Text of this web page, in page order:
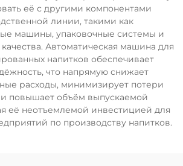
её с другими компонентами
линии, такими как
машины, упаковочные системы и
Автоматическая машина для
напитков обеспечивает
что напрямую снижает
расходы, минимизирует потери
повышает объём выпускаемой
её неотъемлемой инвестицией для
по производству напитков.